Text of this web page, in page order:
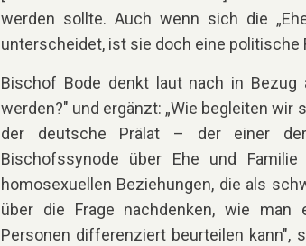
werden sollte. Auch wenn sich die
unterscheidet, ist sie doch eine politische
Bischof Bode denkt laut nach in Bezug
werden?" und ergänzt: „Wie begleiten
der deutsche Prälat – der einer
Bischofssynode über Ehe und
homosexuellen Beziehungen, die als
über die Frage nachdenken, wie man
Personen differenziert beurteilen kann",